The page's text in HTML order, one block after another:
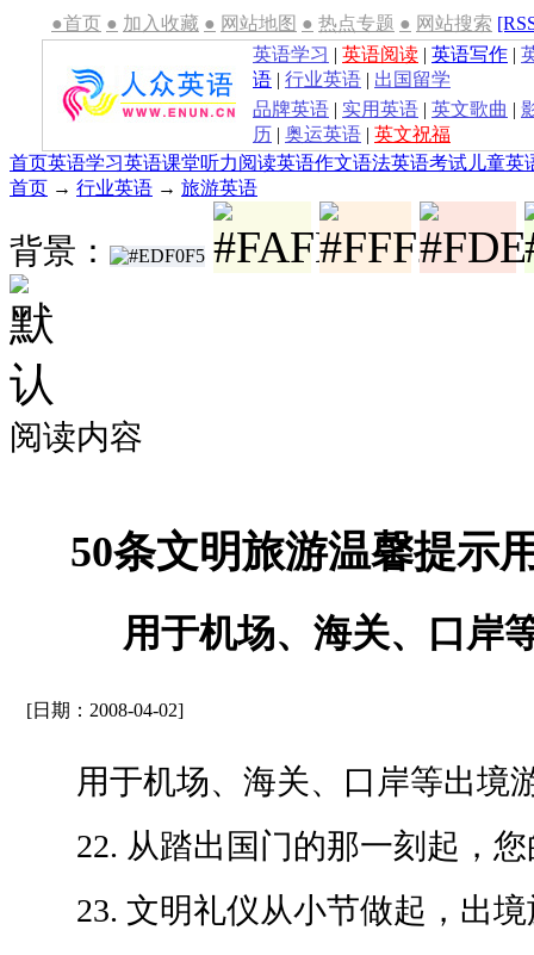
●首页 ● 加入收藏 ● 网站地图 ● 热点专题 ● 网站搜索
英语学习 | 英语阅读 | 英语写作 |
语 | 行业英语 | 出国留学
品牌英语 | 实用英语 | 英文歌曲 |
历 | 奥运英语 | 英文祝福
首页英语学习英语课堂听力阅读英语作文语法英语考试 儿童英
首页 → 行业英语 → 旅游英语
背景：
阅读内容
50条文明旅游温馨提示
用于机场、海关、口岸
[日期：2008-04-02]
用于机场、海关、口岸等出境
22. 从踏出国门的那一刻起，您
23. 文明礼仪从小节做起，出境